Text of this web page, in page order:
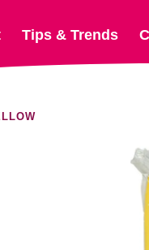
Tips & Trends